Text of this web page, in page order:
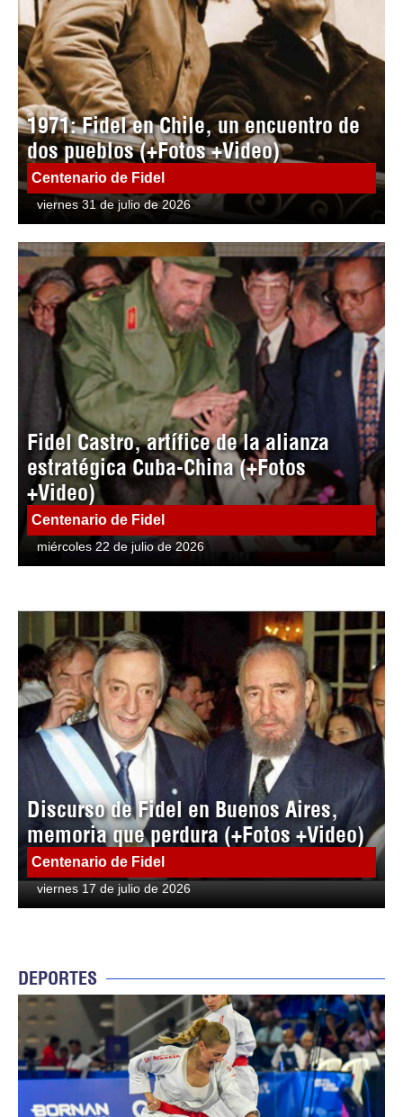
1971: Fidel en Chile, un encuentro de
dos pueblos (+Fotos +Video)
Centenario de Fidel
viernes 31 de julio de 2026
Fidel Castro, artífice de la alianza
estratégica Cuba-China (+Fotos
+Video)
Centenario de Fidel
miércoles 22 de julio de 2026
Discurso de Fidel en Buenos Aires,
memoria que perdura (+Fotos +Video)
Centenario de Fidel
viernes 17 de julio de 2026
DEPORTES